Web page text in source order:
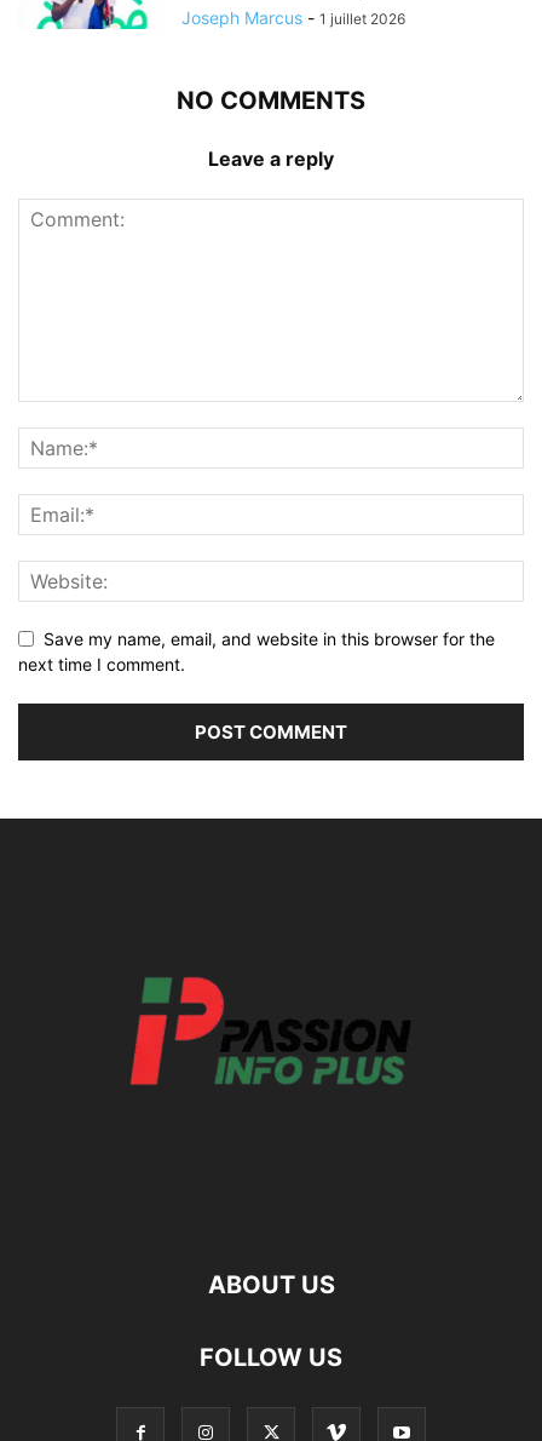
Joseph Marcus - 1 juillet 2026
NO COMMENTS
Leave a reply
Save my name, email, and website in this browser for the
next time I comment.
ABOUT US
FOLLOW US